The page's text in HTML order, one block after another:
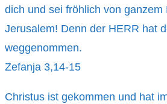
dich und sei fröhlich von ganzem
Jerusalem! Denn der HERR hat
weggenommen.
Zefanja 3,14-15
Christus ist gekommen und hat